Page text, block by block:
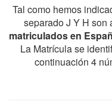
Tal como hemos
separado J Y H
matriculados en
La Matrícula se
continuación 4